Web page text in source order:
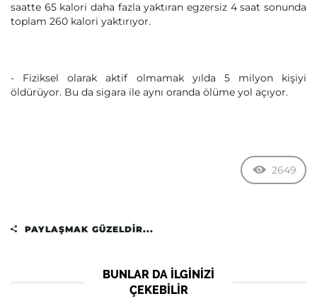
saatte 65 kalori daha fazla yaktıran egzersiz 4 saat sonunda
toplam 260 kalori yaktırıyor.
- Fiziksel olarak aktif olmamak yılda 5 milyon kişiyi
öldürüyor. Bu da sigara ile aynı oranda ölüme yol açıyor.
2649
PAYLAŞMAK GÜZELDIR...
BUNLAR DA ILGINIZI
ÇEKEBILIR